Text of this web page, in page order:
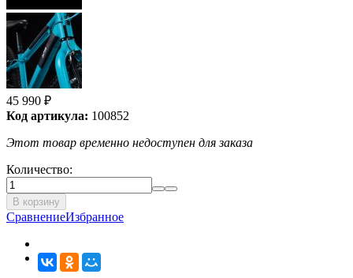
45 990 ₽
Код артикула: 100852
Этот товар временно недоступен для заказа
Количество:
В корзину
СравнениеИзбранное